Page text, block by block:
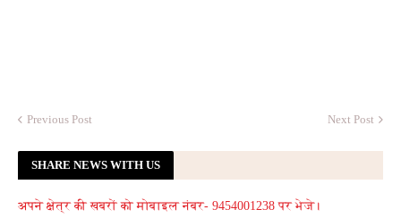
Previous Post Next Post
SHARE NEWS WITH US
अपने क्षेत्र की खबरों को मोबाइल नंबर- 9454001238 पर भेजे।